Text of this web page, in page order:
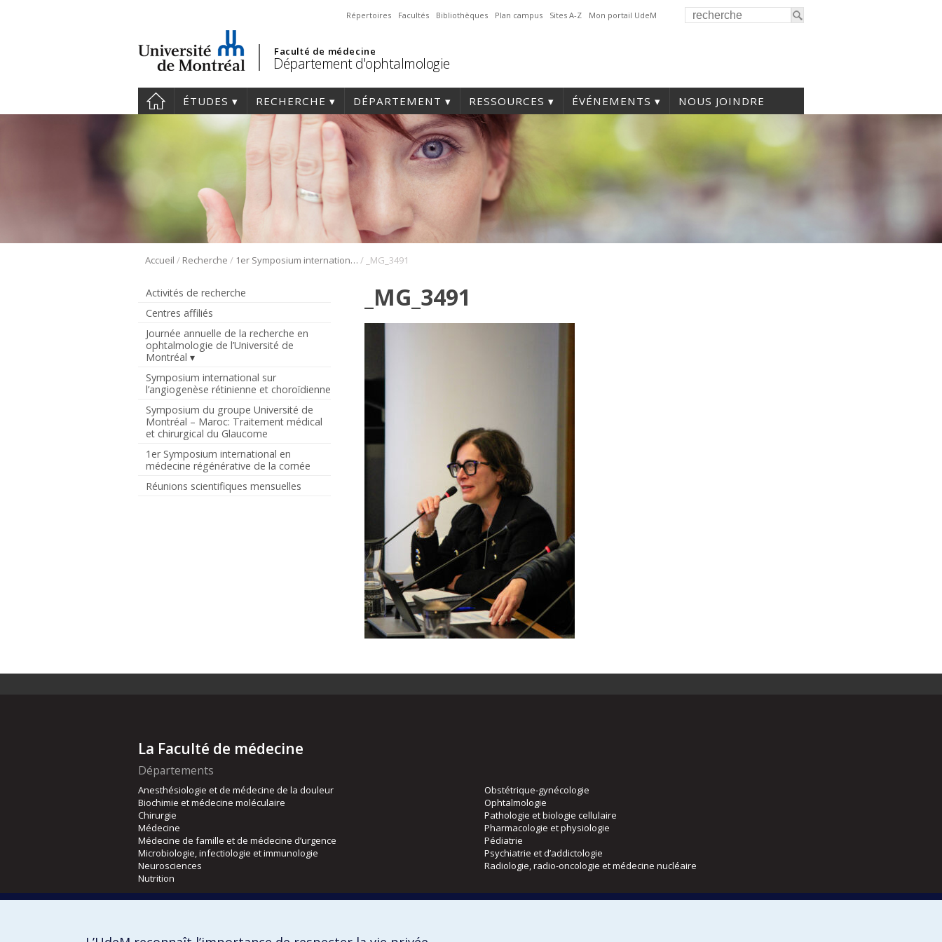
Répertoires Facultés Bibliothèques Plan campus Sites A-Z Mon portail UdeM
Faculté de médecine
Département d'ophtalmologie
ÉTUDES RECHERCHE DÉPARTEMENT RESSOURCES ÉVÉNEMENTS NOUS JOINDRE
Accueil / Recherche / 1er Symposium international en médecine régénérative de la cornée / _MG_3491
Activités de recherche
Centres affiliés
Journée annuelle de la recherche en
ophtalmologie de l’Université de
Montréal
Symposium international sur
l’angiogenèse rétinienne et choroïdienne
Symposium du groupe Université de
Montréal – Maroc: Traitement médical
et chirurgical du Glaucome
1er Symposium international en
médecine régénérative de la cornée
Réunions scientifiques mensuelles
_MG_3491
La Faculté de médecine
Départements
Anesthésiologie et de médecine de la douleur
Biochimie et médecine moléculaire
Chirurgie
Médecine
Médecine de famille et de médecine d’urgence
Microbiologie, infectiologie et immunologie
Neurosciences
Nutrition
Obstétrique-gynécologie
Ophtalmologie
Pathologie et biologie cellulaire
Pharmacologie et physiologie
Pédiatrie
Psychiatrie et d’addictologie
Radiologie, radio-oncologie et médecine nucléaire